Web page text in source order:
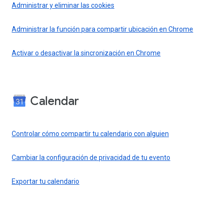
Administrar y eliminar las cookies
Administrar la función para compartir ubicación en Chrome
Activar o desactivar la sincronización en Chrome
Calendar
Controlar cómo compartir tu calendario con alguien
Cambiar la configuración de privacidad de tu evento
Exportar tu calendario